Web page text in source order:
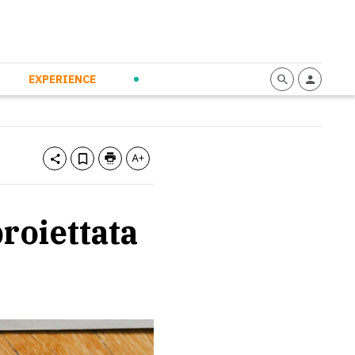
EXPERIENCE